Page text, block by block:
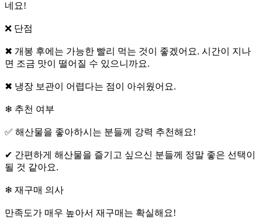
네요! ‍‍‍
❌ 단점
✖ 개봉 후에는 가능한 빨리 먹는 것이 좋겠어요. 시간이 지나
면 조금 맛이 떨어질 수 있으니까요.
✖ 냉장 보관이 어렵다는 점이 아쉬웠어요.
❄ 추천 여부
✅ 해산물을 좋아하시는 분들께 강력 추천해요!
✔ 간편하게 해산물을 즐기고 싶으신 분들께 정말 좋은 선택이
될 것 같아요.
❄ 재구매 의사
만족도가 매우 높아서 재구매는 확실해요!